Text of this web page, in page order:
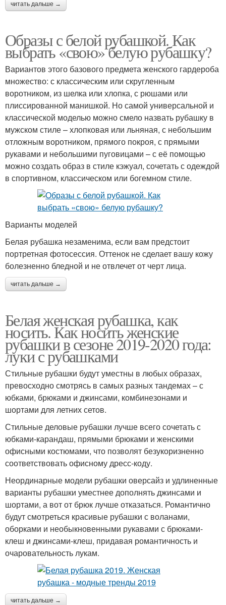
читать дальше →
Образы с белой рубашкой. Как
выбрать «свою» белую рубашку?
Вариантов этого базового предмета женского гардероба
множество: с классическим или скругленным
воротником, из шелка или хлопка, с рюшами или
плиссированной манишкой. Но самой универсальной и
классической моделью можно смело назвать рубашку в
мужском стиле – хлопковая или льняная, с небольшим
отложным воротником, прямого покроя, с прямыми
рукавами и небольшими пуговицами – с её помощью
можно создать образ в стиле кэжуал, сочетать с одеждой
в спортивном, классическом или богемном стиле.
Варианты моделей
Белая рубашка незаменима, если вам предстоит
портретная фотосессия. Оттенок не сделает вашу кожу
болезненно бледной и не отвлечет от черт лица.
читать дальше →
Белая женская рубашка, как
носить. Как носить женские
рубашки в сезоне 2019-2020 года:
луки с рубашками
Стильные рубашки будут уместны в любых образах,
превосходно смотрясь в самых разных тандемах – с
юбками, брюками и джинсами, комбинезонами и
шортами для летних сетов.
Стильные деловые рубашки лучше всего сочетать с
юбками-карандаш, прямыми брюками и женскими
офисными костюмами, что позволят безукоризненно
соответствовать офисному дресс-коду.
Неординарные модели рубашки оверсайз и удлиненные
варианты рубашки уместнее дополнять джинсами и
шортами, а вот от брюк лучше отказаться. Романтично
будут смотреться красивые рубашки с воланами,
оборками и необыкновенными рукавами с брюками-
клеш и джинсами-клеш, придавая романтичность и
очаровательность лукам.
читать дальше →